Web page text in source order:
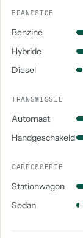
BRANDSTOF
Benzine
Hybride
Diesel
TRANSMISSIE
Automaat
Handgeschakeld
CARROSSERIE
Stationwagon
Sedan